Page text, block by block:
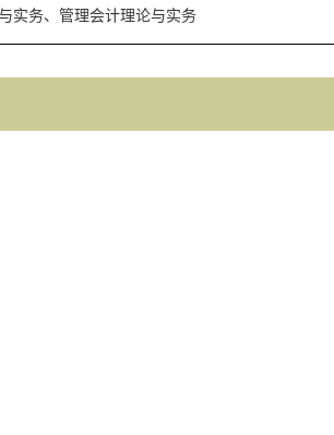
实务、管理会计理论与实务